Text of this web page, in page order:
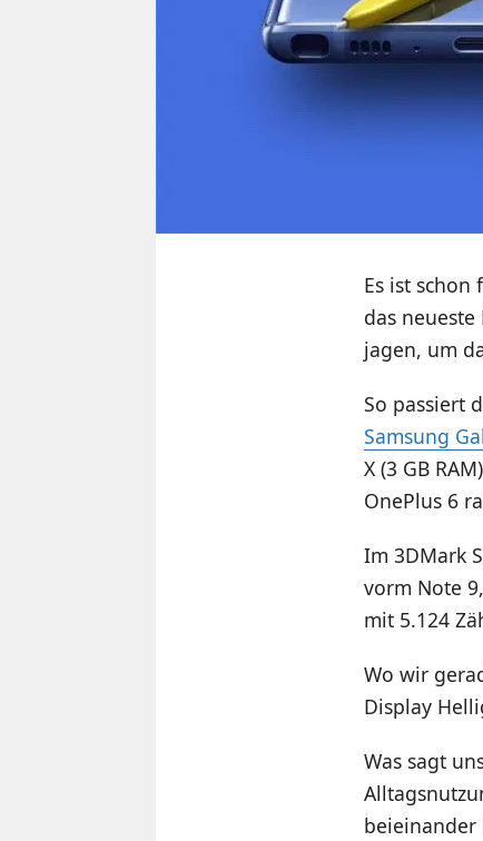
Es ist
das
jagen, um
So passiert
Samsung
X (3 GB
OnePlus 6
Im 3DMark
vorm Note
mit 5.124
Wo wir
Display
Was sagt
beieinander